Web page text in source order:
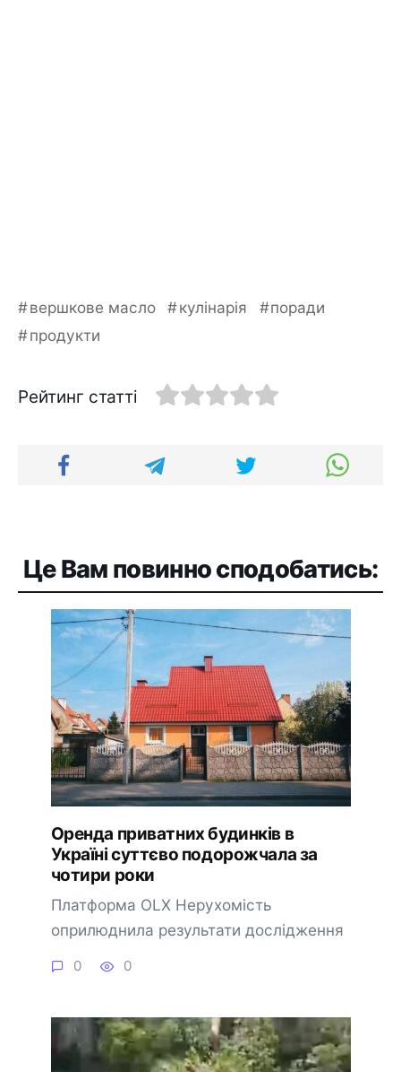
вершкове масло кулінарія
поради
продукти
Рейтинг статті
Це Вам повинно сподобатись:
Оренда приватних будинків в
Україні суттєво подорожчала за
чотири роки
Платформа OLX Нерухомість
оприлюднила результати дослідження
0 0